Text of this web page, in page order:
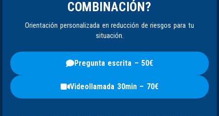
COMBINACIÓN?
Orientación personalizada en reducción de riesgos para tu
situación.
Pregunta escrita – 50€
Videollamada 30min – 70€